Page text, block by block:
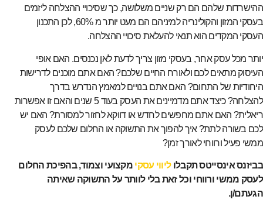
ההישרדות שלהם הם רק שניים משלושה, כך שסיכויי ההצלחה ליזמים
בעסקי המזון והקולינריה למיניהם הם מעט יותר מ 60%, לכן התכנון
העסקי המקדים הוא תנאי להעלאת סיכויי ההצלחה.
יותר מכל עסק אחר, בעסקי מזון צריך לדעת לאן נכנסים. האם אופי
העיסוק מתאים לכם ולאורח החיים שלכם? האם אתם מוכנים לדרישות
היחודיות של התחום? האם אתם בנויים למאמץ הנדרש בדרך
להצלחה? כיצד אתם מדמיינים את העסק בעוד 5 שנים והאם זו אפשרות
ריאלית? האם אתם מחפשים לחדש או דווקא לחזור למסורת? האם יש
לכם בשורה לתת? איך להפוך את התשוקה או החלום שלכם לעסק
ממשי פעיל ורווחי לאורך זמן?
בביזנס אינסייטס תקבלוליווי עסקי מקצועי וצמוד, בהפיכת החלום
לעסק ממשי ורווחי וכל זאת בלי לוותר על התשוקה שאיתה
הגעתם/ן.